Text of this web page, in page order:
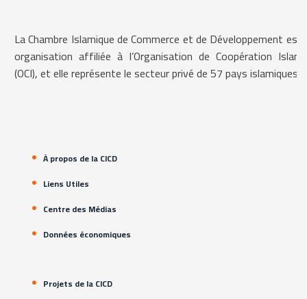
La Chambre Islamique de Commerce et de Développement est
organisation affiliée à l’Organisation de Coopération
(OCI), et elle représente le secteur privé de 57 pays islamiques.
À propos de la CICD
Liens Utiles
Centre des Médias
Données économiques
Projets de la CICD